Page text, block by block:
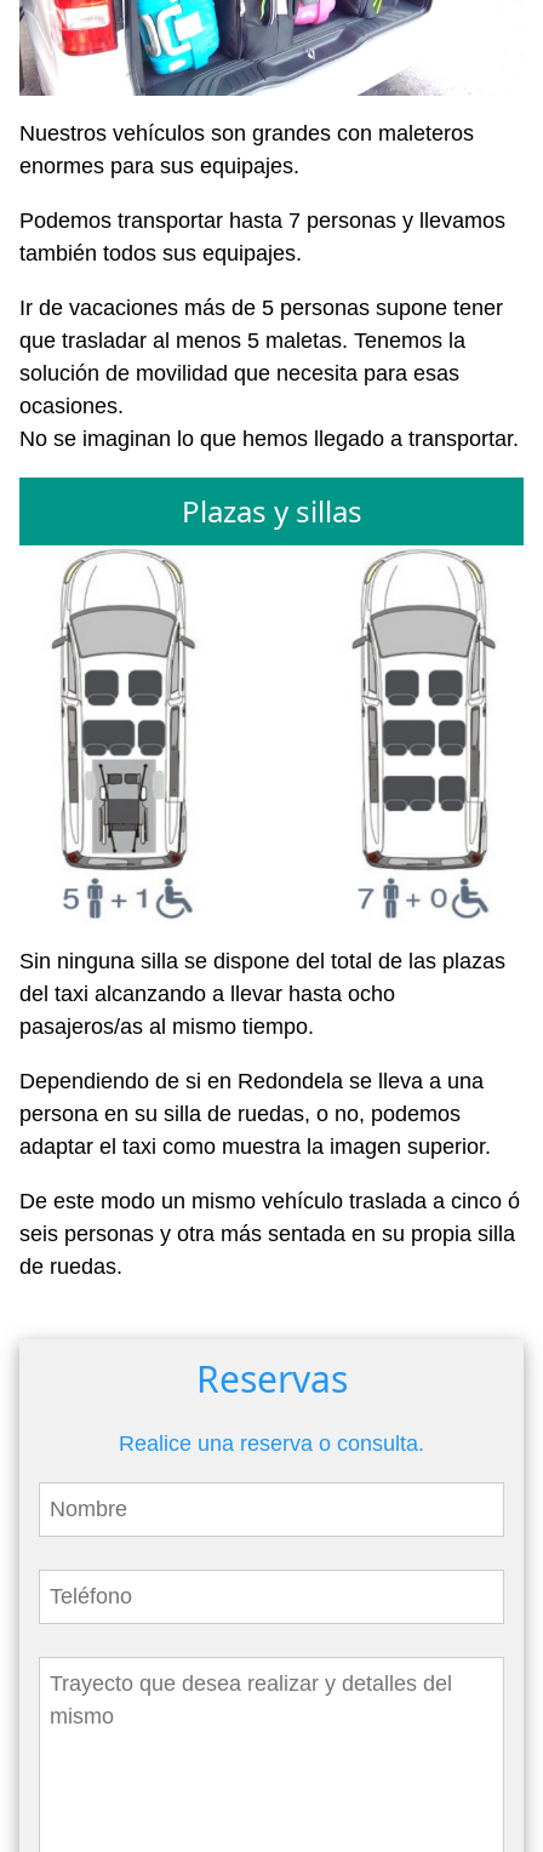
Nuestros vehículos son grandes con maleteros
enormes para sus equipajes.
Podemos transportar hasta 7 personas y llevamos
también todos sus equipajes.
Ir de vacaciones más de 5 personas supone tener
que trasladar al menos 5 maletas. Tenemos la
solución de movilidad que necesita para esas
ocasiones.
No se imaginan lo que hemos llegado a transportar.
Plazas y sillas
Sin ninguna silla se dispone del total de las plazas
del taxi alcanzando a llevar hasta ocho
pasajeros/as al mismo tiempo.
Dependiendo de si en Redondela se lleva a una
persona en su silla de ruedas, o no, podemos
adaptar el taxi como muestra la imagen superior.
De este modo un mismo vehículo traslada a cinco ó
seis personas y otra más sentada en su propia silla
de ruedas.
Reservas
Realice una reserva o consulta.